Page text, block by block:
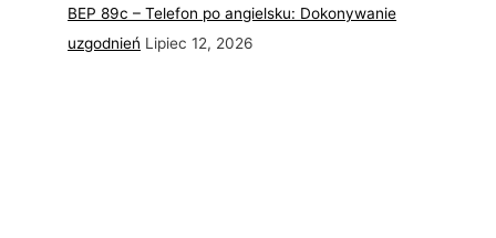
BEP 89c – Telefon po angielsku: Dokonywanie
uzgodnień Lipiec 12, 2026